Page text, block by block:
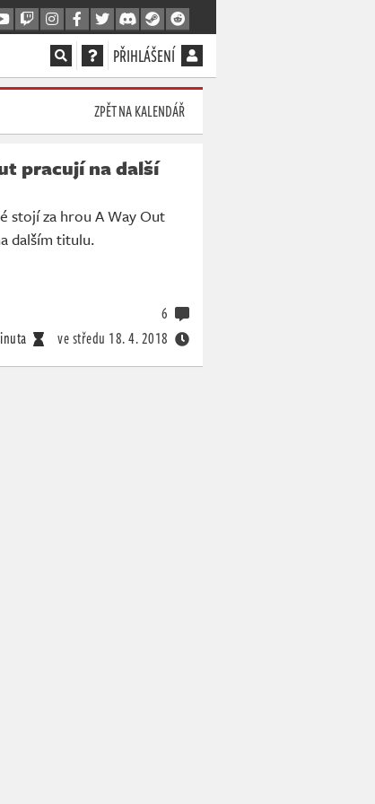
PŘIHLÁŠENÍ
ZPĚT NA KALENDÁŘ
pracují na další
stojí za hrou A Way Out
dalším titulu.
ve středu 18. 4. 2018
6